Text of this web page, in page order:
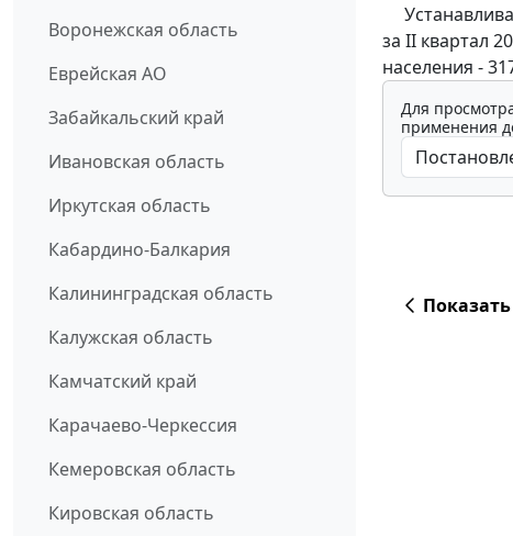
Воронежская область
Еврейская АО
Забайкальский край
Ивановская область
Иркутская область
Кабардино-Балкария
Калининградская область
Калужская область
Камчатский край
Карачаево-Черкессия
Кемеровская область
Кировская область
за II квартал
населения -
Для
применения